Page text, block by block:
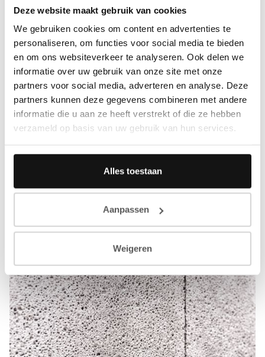
Deze website maakt gebruik van cookies
We gebruiken cookies om content en advertenties te
personaliseren, om functies voor social media te bieden
en om ons websiteverkeer te analyseren. Ook delen we
informatie over uw gebruik van onze site met onze
partners voor social media, adverteren en analyse. Deze
partners kunnen deze gegevens combineren met andere
informatie die u aan ze heeft verstrekt of die ze hebben
verzameld op basis van uw gebruik van hun services.
Alles toestaan
Aanpassen
Weigeren